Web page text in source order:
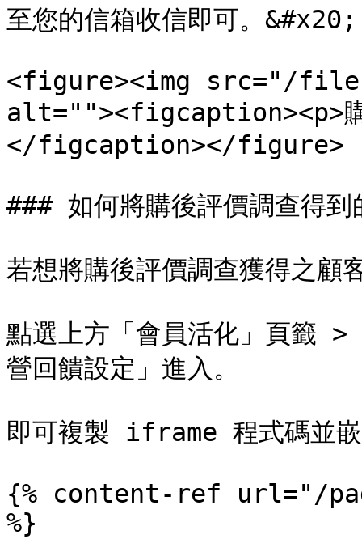
至您的信箱收信即可。&#x20;
<figure><img src="/files/
alt=""><figcaption><p>購
</figcaption></figure>
### 如何將購後評價調查得到
若想將購後評價調查獲得之顧
點選上方「會員活化」頁籤
營回饋設定」進入。
即可複製 iframe 程式碼並嵌
{% content-ref url="/
%}